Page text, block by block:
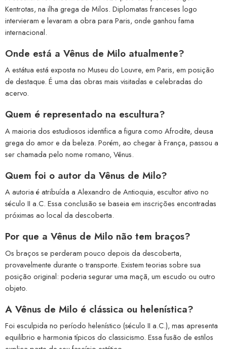
Kentrotas, na ilha grega de Milos. Diplomatas franceses logo
intervieram e levaram a obra para Paris, onde ganhou fama
internacional.
Onde está a Vênus de Milo atualmente?
A estátua está exposta no Museu do Louvre, em Paris, em posição
de destaque. É uma das obras mais visitadas e celebradas do
acervo.
Quem é representado na escultura?
A maioria dos estudiosos identifica a figura como Afrodite, deusa
grega do amor e da beleza. Porém, ao chegar à França, passou a
ser chamada pelo nome romano, Vênus.
Quem foi o autor da Vênus de Milo?
A autoria é atribuída a Alexandro de Antioquia, escultor ativo no
século II a.C. Essa conclusão se baseia em inscrições encontradas
próximas ao local da descoberta.
Por que a Vênus de Milo não tem braços?
Os braços se perderam pouco depois da descoberta,
provavelmente durante o transporte. Existem teorias sobre sua
posição original: poderia segurar uma maçã, um escudo ou outro
objeto.
A Vênus de Milo é clássica ou helenística?
Foi esculpida no período helenístico (século II a.C.), mas apresenta
equilíbrio e harmonia típicos do classicismo. Essa fusão de estilos